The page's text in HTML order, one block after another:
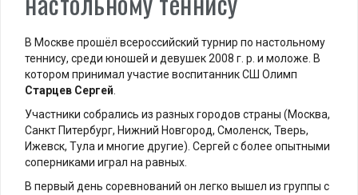
В Москве прошёл всероссийский турнир по настольному
теннису, среди юношей и девушек 2008 г. р. и моложе. В
котором принимал участие воспитанник СШ Олимп
Старцев Сергей
Участники собрались из разных городов страны (Москва,
Санкт Питербург, Нижний Новгород, Смоленск, Тверь,
Ижевск, Тула и многие другие). Сергей с более опытными
соперниками играл на равных.
В первый день соревнований он легко вышел из группы с